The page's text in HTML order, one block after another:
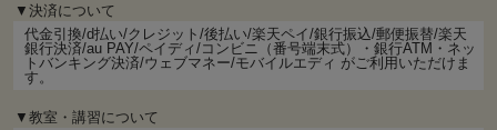
▼決済について
代金引換/d払い/クレジット/後払い/楽天ペイ/銀行振込/郵便振替/楽天
銀行決済/au PAY/ペイディ/コンビニ（番号端末式）・銀行ATM・ネッ
トバンキング決済/ウェブマネー/モバイルエディ がご利用いただけま
す。
▼教室・講習について